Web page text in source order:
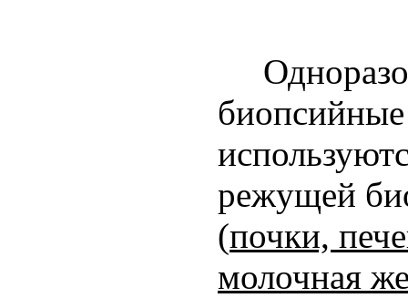
режущей
(почки,
молочная